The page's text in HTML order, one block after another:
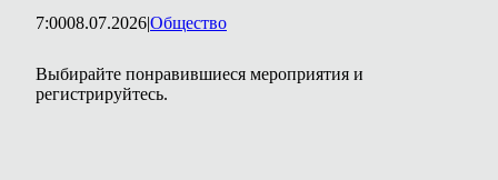
7:0008.07.2026|Общество
Выбирайте понравившиеся мероприятия и
регистрируйтесь.